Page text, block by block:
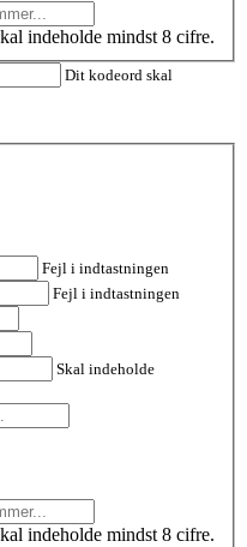
indeholde mindst 8 cifre.
Dit kodeord skal
Fejl i indtastningen
Fejl i indtastningen
Skal indeholde
indeholde mindst 8 cifre.